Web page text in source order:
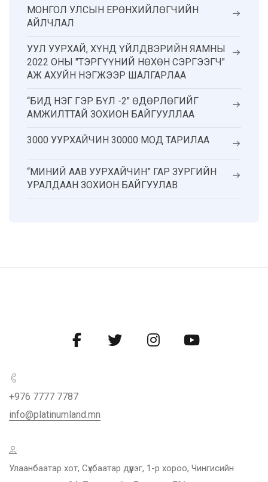
МОНГОЛ УЛСЫН ЕРӨНХИЙЛӨГЧИЙН
АЙЛЧЛАЛ
УУЛ УУРХАЙ, ХҮНД ҮЙЛДВЭРИЙН ЯАМНЫ
2022 ОНЫ "ТЭРГҮҮНИЙ НӨХӨН СЭРГЭЭГЧ"
АЖ АХУЙН НЭГЖЭЭР ШАЛГАРЛАА
“БИД НЭГ ГЭР БҮЛ -2" ӨДӨРЛӨГИЙГ
АМЖИЛТТАЙ ЗОХИОН БАЙГУУЛЛАА
3000 УУРХАЙЧИН 30000 МОД ТАРИЛАА
“МИНИЙ ААВ УУРХАЙЧИН” ГАР ЗУРГИЙН
УРАЛДААН ЗОХИОН БАЙГУУЛАВ
+976 7777 7787
info@platinumland.mn
Улаанбаатар хот, Сүхбаатар дүүрэг, 1-р хороо, Чингисийн